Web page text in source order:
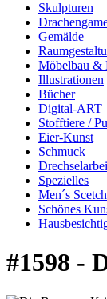
Skulpturen
Gemälde
Möbelbau &
Illustrationen
Bücher
Digital-ART
Stofftiere /
Eier-Kunst
Schmuck
Spezielles
Men´s
Schönes
#1598 -